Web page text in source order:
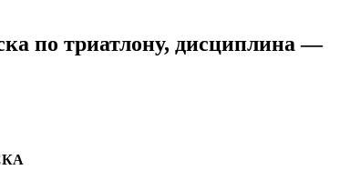
по триатлону, дисциплина —